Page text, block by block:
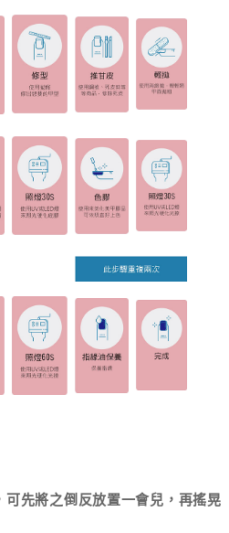
可先將之倒反放置一會兒，再搖晃